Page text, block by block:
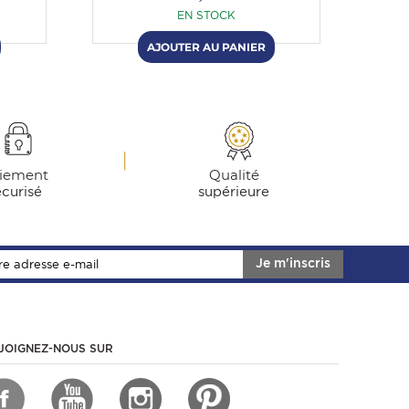
EN STOCK
Qualité
supérieure
Je m'inscris
NOUS SUR